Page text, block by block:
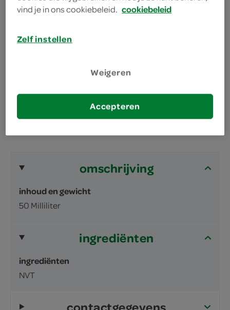
met 0% alcohol
biedt tot 48 uur bescherming tegen zweet en
Triple Moisturising-technologie
omschrijving
inhoud en gewicht
50 Milliliter
ingrediënten
ingrediënten
NVT
contactgegevens
vind je in ons cookiebeleid. cookiebeleid
Zelf instellen
Weigeren
Accepteren